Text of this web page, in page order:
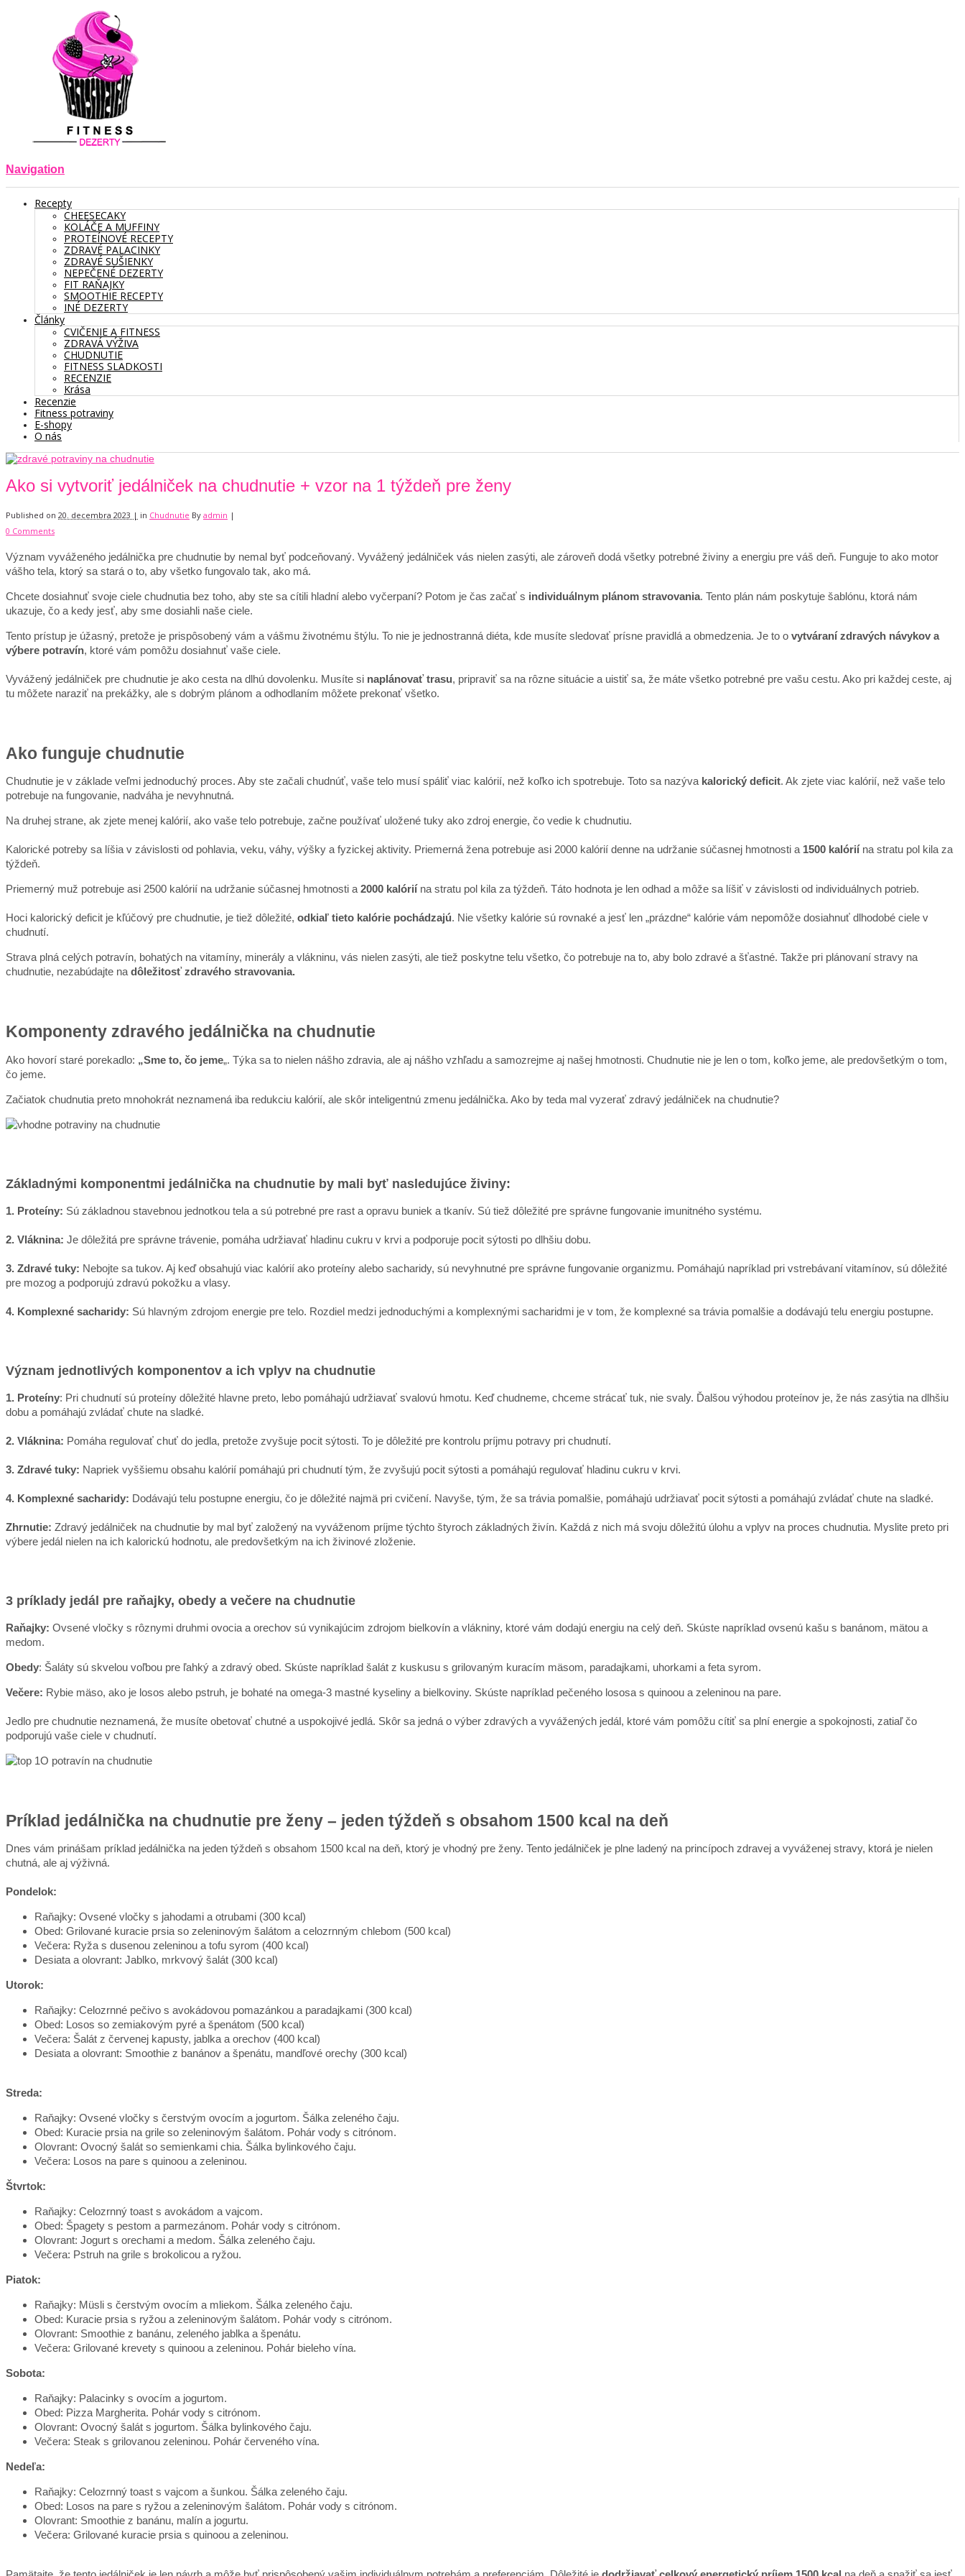
Navigation
Recepty
CHEESECAKY
KOLÁČE A MUFFINY
PROTEÍNOVÉ RECEPTY
ZDRAVÉ PALACINKY
ZDRAVÉ SUŠIENKY
NEPEČENÉ DEZERTY
FIT RAŇAJKY
SMOOTHIE RECEPTY
INÉ DEZERTY
Články
CVIČENIE A FITNESS
ZDRAVÁ VÝŽIVA
CHUDNUTIE
FITNESS SLADKOSTI
RECENZIE
Krása
Recenzie
Fitness potraviny
E-shopy
O nás
Ako si vytvoriť jedálniček na chudnutie + vzor na 1 týždeň pre ženy
Published on 20. decembra 2023 | in Chudnutie By admin |
0 Comments
Význam vyváženého jedálnička pre chudnutie by nemal byť podceňovaný. Vyvážený jedálniček vás nielen zasýti, ale zároveň dodá všetky potrebné živiny a energiu pre váš deň. Funguje to ako motor
vášho tela, ktorý sa stará o to, aby všetko fungovalo tak, ako má.
Chcete dosiahnuť svoje ciele chudnutia bez toho, aby ste sa cítili hladní alebo vyčerpaní? Potom je čas začať s individuálnym plánom stravovania. Tento plán nám poskytuje šablónu, ktorá nám
ukazuje, čo a kedy jesť, aby sme dosiahli naše ciele.
Tento prístup je úžasný, pretože je prispôsobený vám a vášmu životnému štýlu. To nie je jednostranná diéta, kde musíte sledovať prísne pravidlá a obmedzenia. Je to o vytváraní zdravých návykov a
výbere potravín, ktoré vám pomôžu dosiahnuť vaše ciele.
Vyvážený jedálniček pre chudnutie je ako cesta na dlhú dovolenku. Musíte si naplánovať trasu, pripraviť sa na rôzne situácie a uistiť sa, že máte všetko potrebné pre vašu cestu. Ako pri každej ceste, aj
tu môžete naraziť na prekážky, ale s dobrým plánom a odhodlaním môžete prekonať všetko.
Ako funguje chudnutie
Chudnutie je v základe veľmi jednoduchý proces. Aby ste začali chudnúť, vaše telo musí spáliť viac kalórií, než koľko ich spotrebuje. Toto sa nazýva kalorický deficit. Ak zjete viac kalórií, než vaše telo
potrebuje na fungovanie, nadváha je nevyhnutná.
Na druhej strane, ak zjete menej kalórií, ako vaše telo potrebuje, začne používať uložené tuky ako zdroj energie, čo vedie k chudnutiu.
Kalorické potreby sa líšia v závislosti od pohlavia, veku, váhy, výšky a fyzickej aktivity. Priemerná žena potrebuje asi 2000 kalórií denne na udržanie súčasnej hmotnosti a 1500 kalórií na stratu pol kila za
týždeň.
Priemerný muž potrebuje asi 2500 kalórií na udržanie súčasnej hmotnosti a 2000 kalórií na stratu pol kila za týždeň. Táto hodnota je len odhad a môže sa líšiť v závislosti od individuálnych potrieb.
Hoci kalorický deficit je kľúčový pre chudnutie, je tiež dôležité, odkiaľ tieto kalórie pochádzajú. Nie všetky kalórie sú rovnaké a jesť len „prázdne“ kalórie vám nepomôže dosiahnuť dlhodobé ciele v
chudnutí.
Strava plná celých potravín, bohatých na vitamíny, minerály a vlákninu, vás nielen zasýti, ale tiež poskytne telu všetko, čo potrebuje na to, aby bolo zdravé a šťastné. Takže pri plánovaní stravy na
chudnutie, nezabúdajte na dôležitosť zdravého stravovania.
Komponenty zdravého jedálnička na chudnutie
Ako hovorí staré porekadlo: „Sme to, čo jeme„. Týka sa to nielen nášho zdravia, ale aj nášho vzhľadu a samozrejme aj našej hmotnosti. Chudnutie nie je len o tom, koľko jeme, ale predovšetkým o tom,
čo jeme.
Začiatok chudnutia preto mnohokrát neznamená iba redukciu kalórií, ale skôr inteligentnú zmenu jedálnička. Ako by teda mal vyzerať zdravý jedálniček na chudnutie?
Základnými komponentmi jedálnička na chudnutie by mali byť nasledujúce živiny:
1. Proteíny: Sú základnou stavebnou jednotkou tela a sú potrebné pre rast a opravu buniek a tkanív. Sú tiež dôležité pre správne fungovanie imunitného systému.
2. Vláknina: Je dôležitá pre správne trávenie, pomáha udržiavať hladinu cukru v krvi a podporuje pocit sýtosti po dlhšiu dobu.
3. Zdravé tuky: Nebojte sa tukov. Aj keď obsahujú viac kalórií ako proteíny alebo sacharidy, sú nevyhnutné pre správne fungovanie organizmu. Pomáhajú napríklad pri vstrebávaní vitamínov, sú dôležité
pre mozog a podporujú zdravú pokožku a vlasy.
4. Komplexné sacharidy: Sú hlavným zdrojom energie pre telo. Rozdiel medzi jednoduchými a komplexnými sacharidmi je v tom, že komplexné sa trávia pomalšie a dodávajú telu energiu postupne.
Význam jednotlivých komponentov a ich vplyv na chudnutie
1. Proteíny: Pri chudnutí sú proteíny dôležité hlavne preto, lebo pomáhajú udržiavať svalovú hmotu. Keď chudneme, chceme strácať tuk, nie svaly. Ďalšou výhodou proteínov je, že nás zasýtia na dlhšiu
dobu a pomáhajú zvládať chute na sladké.
2. Vláknina: Pomáha regulovať chuť do jedla, pretože zvyšuje pocit sýtosti. To je dôležité pre kontrolu príjmu potravy pri chudnutí.
3. Zdravé tuky: Napriek vyššiemu obsahu kalórií pomáhajú pri chudnutí tým, že zvyšujú pocit sýtosti a pomáhajú regulovať hladinu cukru v krvi.
4. Komplexné sacharidy: Dodávajú telu postupne energiu, čo je dôležité najmä pri cvičení. Navyše, tým, že sa trávia pomalšie, pomáhajú udržiavať pocit sýtosti a pomáhajú zvládať chute na sladké.
Zhrnutie: Zdravý jedálniček na chudnutie by mal byť založený na vyváženom príjme týchto štyroch základných živín. Každá z nich má svoju dôležitú úlohu a vplyv na proces chudnutia. Myslite preto pri
výbere jedál nielen na ich kalorickú hodnotu, ale predovšetkým na ich živinové zloženie.
3 príklady jedál pre raňajky, obedy a večere na chudnutie
Raňajky: Ovsené vločky s rôznymi druhmi ovocia a orechov sú vynikajúcim zdrojom bielkovín a vlákniny, ktoré vám dodajú energiu na celý deň. Skúste napríklad ovsenú kašu s banánom, mätou a
medom.
Obedy: Šaláty sú skvelou voľbou pre ľahký a zdravý obed. Skúste napríklad šalát z kuskusu s grilovaným kuracím mäsom, paradajkami, uhorkami a feta syrom.
Večere: Rybie mäso, ako je losos alebo pstruh, je bohaté na omega-3 mastné kyseliny a bielkoviny. Skúste napríklad pečeného lososa s quinoou a zeleninou na pare.
Jedlo pre chudnutie neznamená, že musíte obetovať chutné a uspokojivé jedlá. Skôr sa jedná o výber zdravých a vyvážených jedál, ktoré vám pomôžu cítiť sa plní energie a spokojnosti, zatiaľ čo
podporujú vaše ciele v chudnutí.
Príklad jedálnička na chudnutie pre ženy – jeden týždeň s obsahom 1500 kcal na deň
Dnes vám prinášam príklad jedálnička na jeden týždeň s obsahom 1500 kcal na deň, ktorý je vhodný pre ženy. Tento jedálniček je plne ladený na princípoch zdravej a vyváženej stravy, ktorá je nielen
chutná, ale aj výživná.
Pondelok:
Raňajky: Ovsené vločky s jahodami a otrubami (300 kcal)
Obed: Grilované kuracie prsia so zeleninovým šalátom a celozrnným chlebom (500 kcal)
Večera: Ryža s dusenou zeleninou a tofu syrom (400 kcal)
Desiata a olovrant: Jablko, mrkvový šalát (300 kcal)
Utorok:
Raňajky: Celozrnné pečivo s avokádovou pomazánkou a paradajkami (300 kcal)
Obed: Losos so zemiakovým pyré a špenátom (500 kcal)
Večera: Šalát z červenej kapusty, jablka a orechov (400 kcal)
Desiata a olovrant: Smoothie z banánov a špenátu, mandľové orechy (300 kcal)
Streda:
Raňajky: Ovsené vločky s čerstvým ovocím a jogurtom. Šálka zeleného čaju.
Obed: Kuracie prsia na grile so zeleninovým šalátom. Pohár vody s citrónom.
Olovrant: Ovocný šalát so semienkami chia. Šálka bylinkového čaju.
Večera: Losos na pare s quinoou a zeleninou.
Štvrtok:
Raňajky: Celozrnný toast s avokádom a vajcom.
Obed: Špagety s pestom a parmezánom. Pohár vody s citrónom.
Olovrant: Jogurt s orechami a medom. Šálka zeleného čaju.
Večera: Pstruh na grile s brokolicou a ryžou.
Piatok:
Raňajky: Müsli s čerstvým ovocím a mliekom. Šálka zeleného čaju.
Obed: Kuracie prsia s ryžou a zeleninovým šalátom. Pohár vody s citrónom.
Olovrant: Smoothie z banánu, zeleného jablka a špenátu.
Večera: Grilované krevety s quinoou a zeleninou. Pohár bieleho vína.
Sobota:
Raňajky: Palacinky s ovocím a jogurtom.
Obed: Pizza Margherita. Pohár vody s citrónom.
Olovrant: Ovocný šalát s jogurtom. Šálka bylinkového čaju.
Večera: Steak s grilovanou zeleninou. Pohár červeného vína.
Nedeľa:
Raňajky: Celozrnný toast s vajcom a šunkou. Šálka zeleného čaju.
Obed: Losos na pare s ryžou a zeleninovým šalátom. Pohár vody s citrónom.
Olovrant: Smoothie z banánu, malín a jogurtu.
Večera: Grilované kuracie prsia s quinoou a zeleninou.